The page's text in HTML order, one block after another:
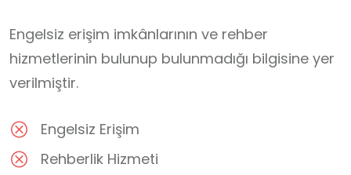
Engelsiz erişim imkânlarının ve rehber
hizmetlerinin bulunup bulunmadığı bilgisine yer
verilmiştir.
Engelsiz Erişim
Rehberlik Hizmeti